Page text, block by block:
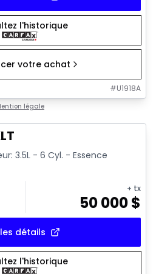
l'historique
votre achat
#U1918A
légale
3.5L - 6 Cyl. - Essence
+ tx
50 000$
détails
l'historique